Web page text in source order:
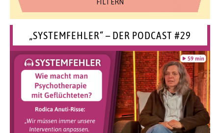
„SYSTEMFEHLER“ – DER PODCAST #29